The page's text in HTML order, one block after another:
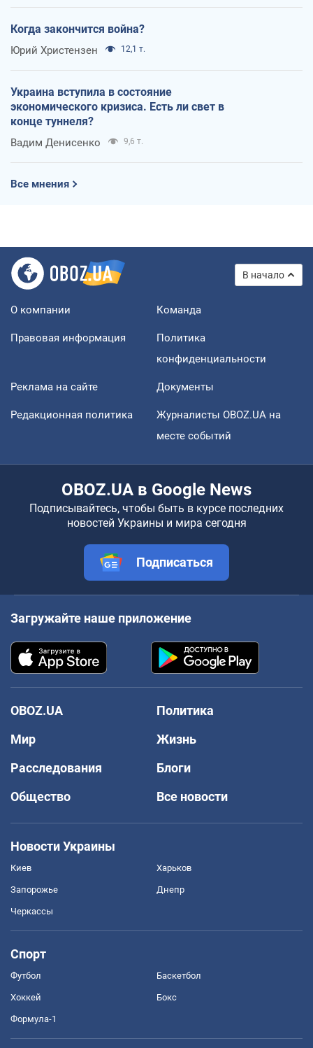
Когда закончится война?
Юрий Христензен 12,1 т.
Украина вступила в состояние
экономического кризиса. Есть ли свет в
конце туннеля?
Вадим Денисенко 9,6 т.
Все мнения
В начало
О компании Команда
Правовая информация
Политика
конфиденциальности
Реклама на сайте Документы
Редакционная политика
Журналисты OBOZ.UA на
месте событий
OBOZ.UA в Google News
Подписывайтесь, чтобы быть в курсе последних
новостей Украины и мира сегодня
Подписаться
Загружайте наше приложение
OBOZ.UA
Политика
Мир
Жизнь
Расследования
Блоги
Общество
Все новости
Новости Украины
Киев Харьков
Запорожье Днепр
Черкассы
Спорт
Футбол Баскетбол
Хоккей Бокс
Формула-1